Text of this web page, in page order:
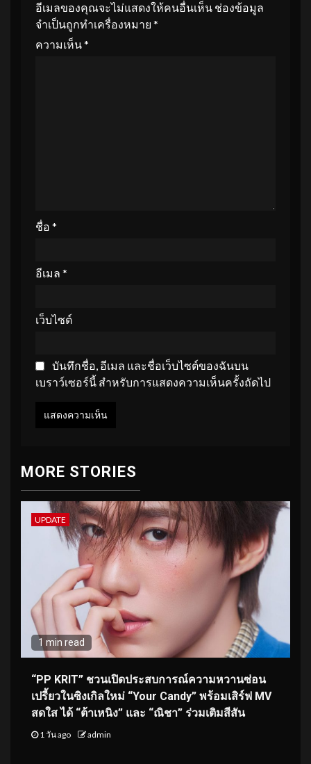
อีเมลของคุณจะไม่แสดงให้คนอื่นเห็น ช่องข้อมูล
จำเป็นถูกทำเครื่องหมาย *
ความเห็น*
ชื่อ *
อีเมล *
เว็บไซต์
บันทึกชื่อ, อีเมล และชื่อเว็บไซต์ของฉันบน
เบราว์เซอร์นี้ สำหรับการแสดงความเห็นครั้งถัดไป
MORE STORIES
UPDATE
1 min read
“PP KRIT” ชวนเปิดประสบการณ์ความหวานซ่อน
เปรี้ยวในซิงเกิลใหม่ “Your Candy” พร้อมเสิร์ฟ MV
สดใส ได้ “ต้าเหนิง” และ “ณิชา” ร่วมเติมสีสัน
1 วัน ago admin